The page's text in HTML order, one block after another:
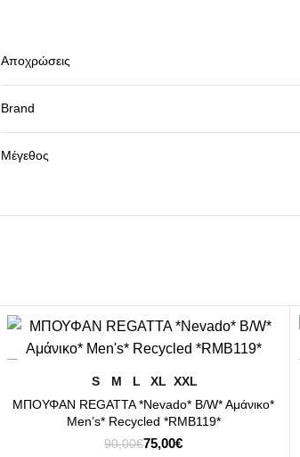
Αποχρώσεις
Brand
Μέγεθος
ΕΠΙΛΟΓΉ
S M L XL XXL
ΜΠΟΥΦΑΝ REGATTA *Nevado* B/W* Aμάνικο*
Μen’s* Recycled *RMB119*
90,00€Original
75,00€Η